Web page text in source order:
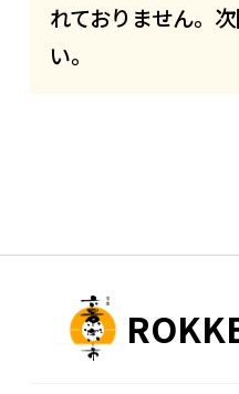
れておりません。
い。